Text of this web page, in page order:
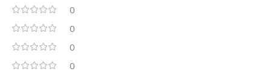
0
0
0
0